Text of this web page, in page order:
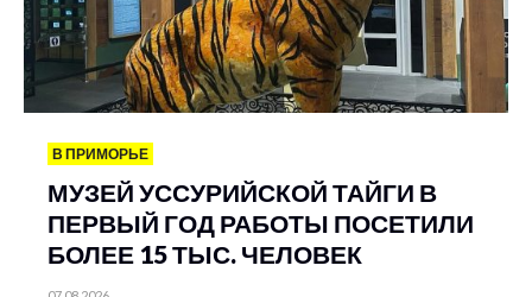
В ПРИМОРЬЕ
МУЗЕЙ УССУРИЙСКОЙ ТАЙГИ В
ПЕРВЫЙ ГОД РАБОТЫ ПОСЕТИЛИ
БОЛЕЕ 15 ТЫС. ЧЕЛОВЕК